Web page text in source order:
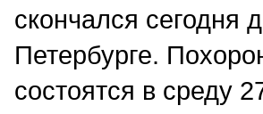
скончался сегодня
Петербурге.
состоятся в среду